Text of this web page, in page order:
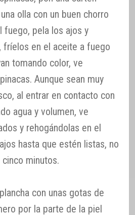
olla con un buen chorro
fuego, pela los ajos y
fríelos en el aceite a fuego
tomando color, ve
Aunque sean muy
al entrar en contacto con
agua y volumen, ve
y rehogándolas en el
hasta que estén listas, no
minutos.
con unas gotas de
por la parte de la piel